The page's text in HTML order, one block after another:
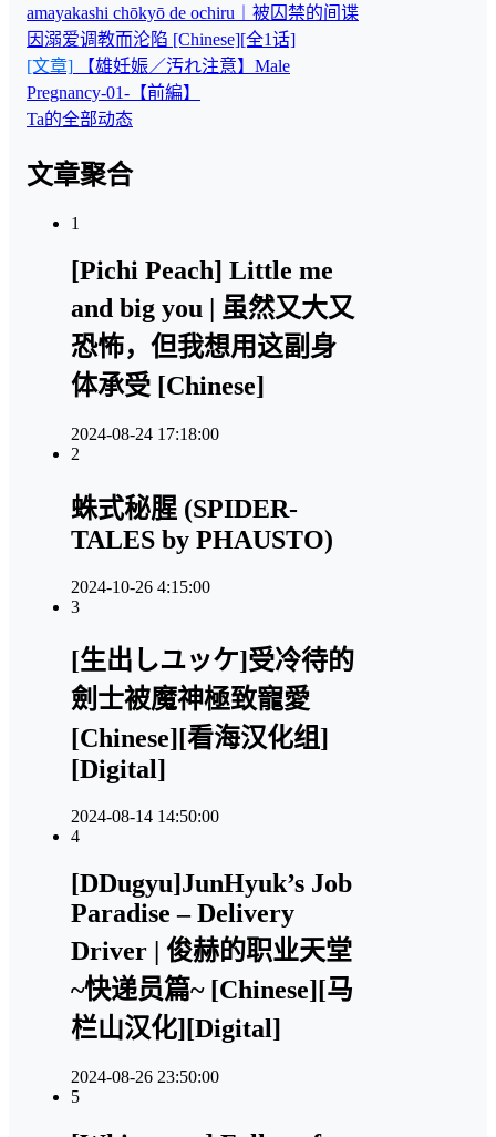
amayakashi chōkyō de ochiru︱被囚禁的间谍
因溺爱调教而沦陷 [Chinese][全1话]
[文章] 【雄妊娠／汚れ注意】Male
Pregnancy-01-【前編】
Ta的全部动态
文章聚合
1
[Pichi Peach] Little me
and big you | 虽然又大又
恐怖，但我想用这副身
体承受 [Chinese]
2024-08-24 17:18:00
2
蛛式秘腥 (SPIDER-
TALES by PHAUSTO)
2024-10-26 4:15:00
3
[生出しユッケ]受冷待的
劍士被魔神極致寵愛
[Chinese][看海汉化组]
[Digital]
2024-08-14 14:50:00
4
[DDugyu]JunHyuk’s Job
Paradise – Delivery
Driver | 俊赫的职业天堂
~快递员篇~ [Chinese][马
栏山汉化][Digital]
2024-08-26 23:50:00
5